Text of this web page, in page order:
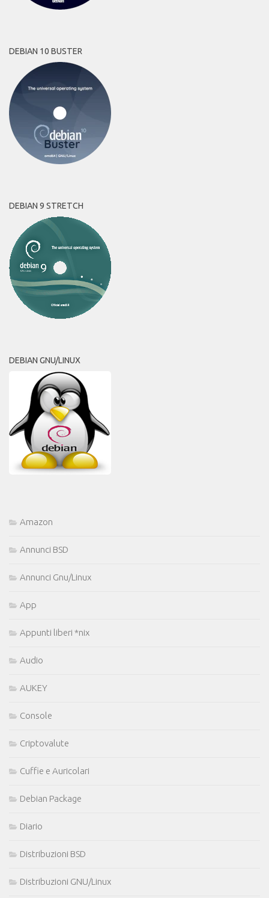
DEBIAN 10 BUSTER
DEBIAN 9 STRETCH
DEBIAN GNU/LINUX
Amazon
Annunci BSD
Annunci Gnu/Linux
App
Appunti liberi *nix
Audio
AUKEY
Console
Criptovalute
Cuffie e Auricolari
Debian Package
Diario
Distribuzioni BSD
Distribuzioni GNU/Linux